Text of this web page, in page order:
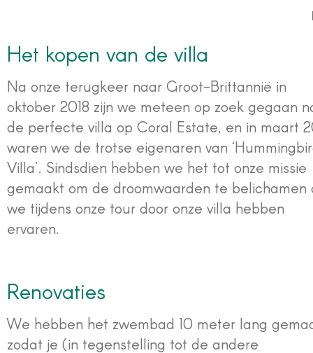
Het kopen van de villa
Na onze terugkeer naar Groot-Brittannië in
oktober 2018 zijn we meteen op zoek gegaan
de perfecte villa op Coral Estate, en in maart
waren we de trotse eigenaren van
Villa’. Sindsdien hebben we het tot onze missie
gemaakt om de droomwaarden te belichamen
we tijdens onze tour door onze villa hebben
ervaren.
Renovaties
We hebben het zwembad 10 meter lang
zodat je (in tegenstelling tot de andere